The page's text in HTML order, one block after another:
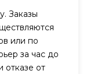
Заказы
или по
за час до
отказе от